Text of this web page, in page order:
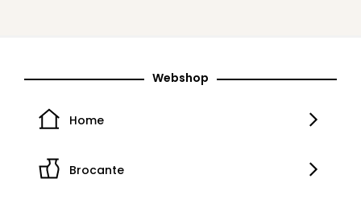
Webshop
Home
Brocante